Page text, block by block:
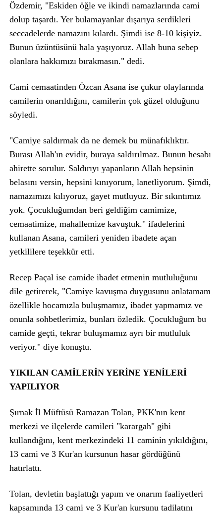
Özdemir, "Eskiden öğle ve ikindi namazlarında cami
dolup taşardı. Yer bulamayanlar dışarıya serdikleri
seccadelerde namazını kılardı. Şimdi ise 8-10 kişiyiz.
Bunun üzüntüsünü hala yaşıyoruz. Allah buna sebep
olanlara hakkımızı bırakmasın." dedi.
Cami cemaatinden Özcan Asana ise çukur olaylarında
camilerin onarıldığını, camilerin çok güzel olduğunu
söyledi.
"Camiye saldırmak da ne demek bu münafıklıktır.
Burası Allah'ın evidir, buraya saldırılmaz. Bunun hesabı
ahirette sorulur. Saldırıyı yapanların Allah hepsinin
belasını versin, hepsini kınıyorum, lanetliyorum. Şimdi,
namazımızı kılıyoruz, gayet mutluyuz. Bir sıkıntımız
yok. Çocukluğumdan beri geldiğim camimize,
cemaatimize, mahallemize kavuştuk." ifadelerini
kullanan Asana, camileri yeniden ibadete açan
yetkililere teşekkür etti.
Recep Paçal ise camide ibadet etmenin mutluluğunu
dile getirerek, "Camiye kavuşma duygusunu anlatamam
özellikle hocamızla buluşmamız, ibadet yapmamız ve
onunla sohbetlerimiz, bunları özledik. Çocukluğum bu
camide geçti, tekrar buluşmamız ayrı bir mutluluk
veriyor." diye konuştu.
YIKILAN CAMİLERİN YERİNE YENİLERİ
YAPILIYOR
Şırnak İl Müftüsü Ramazan Tolan, PKK'nın kent
merkezi ve ilçelerde camileri "karargah" gibi
kullandığını, kent merkezindeki 11 caminin yıkıldığını,
13 cami ve 3 Kur'an kursunun hasar gördüğünü
hatırlattı.
Tolan, devletin başlattığı yapım ve onarım faaliyetleri
kapsamında 13 cami ve 3 Kur'an kursunu tadilatını